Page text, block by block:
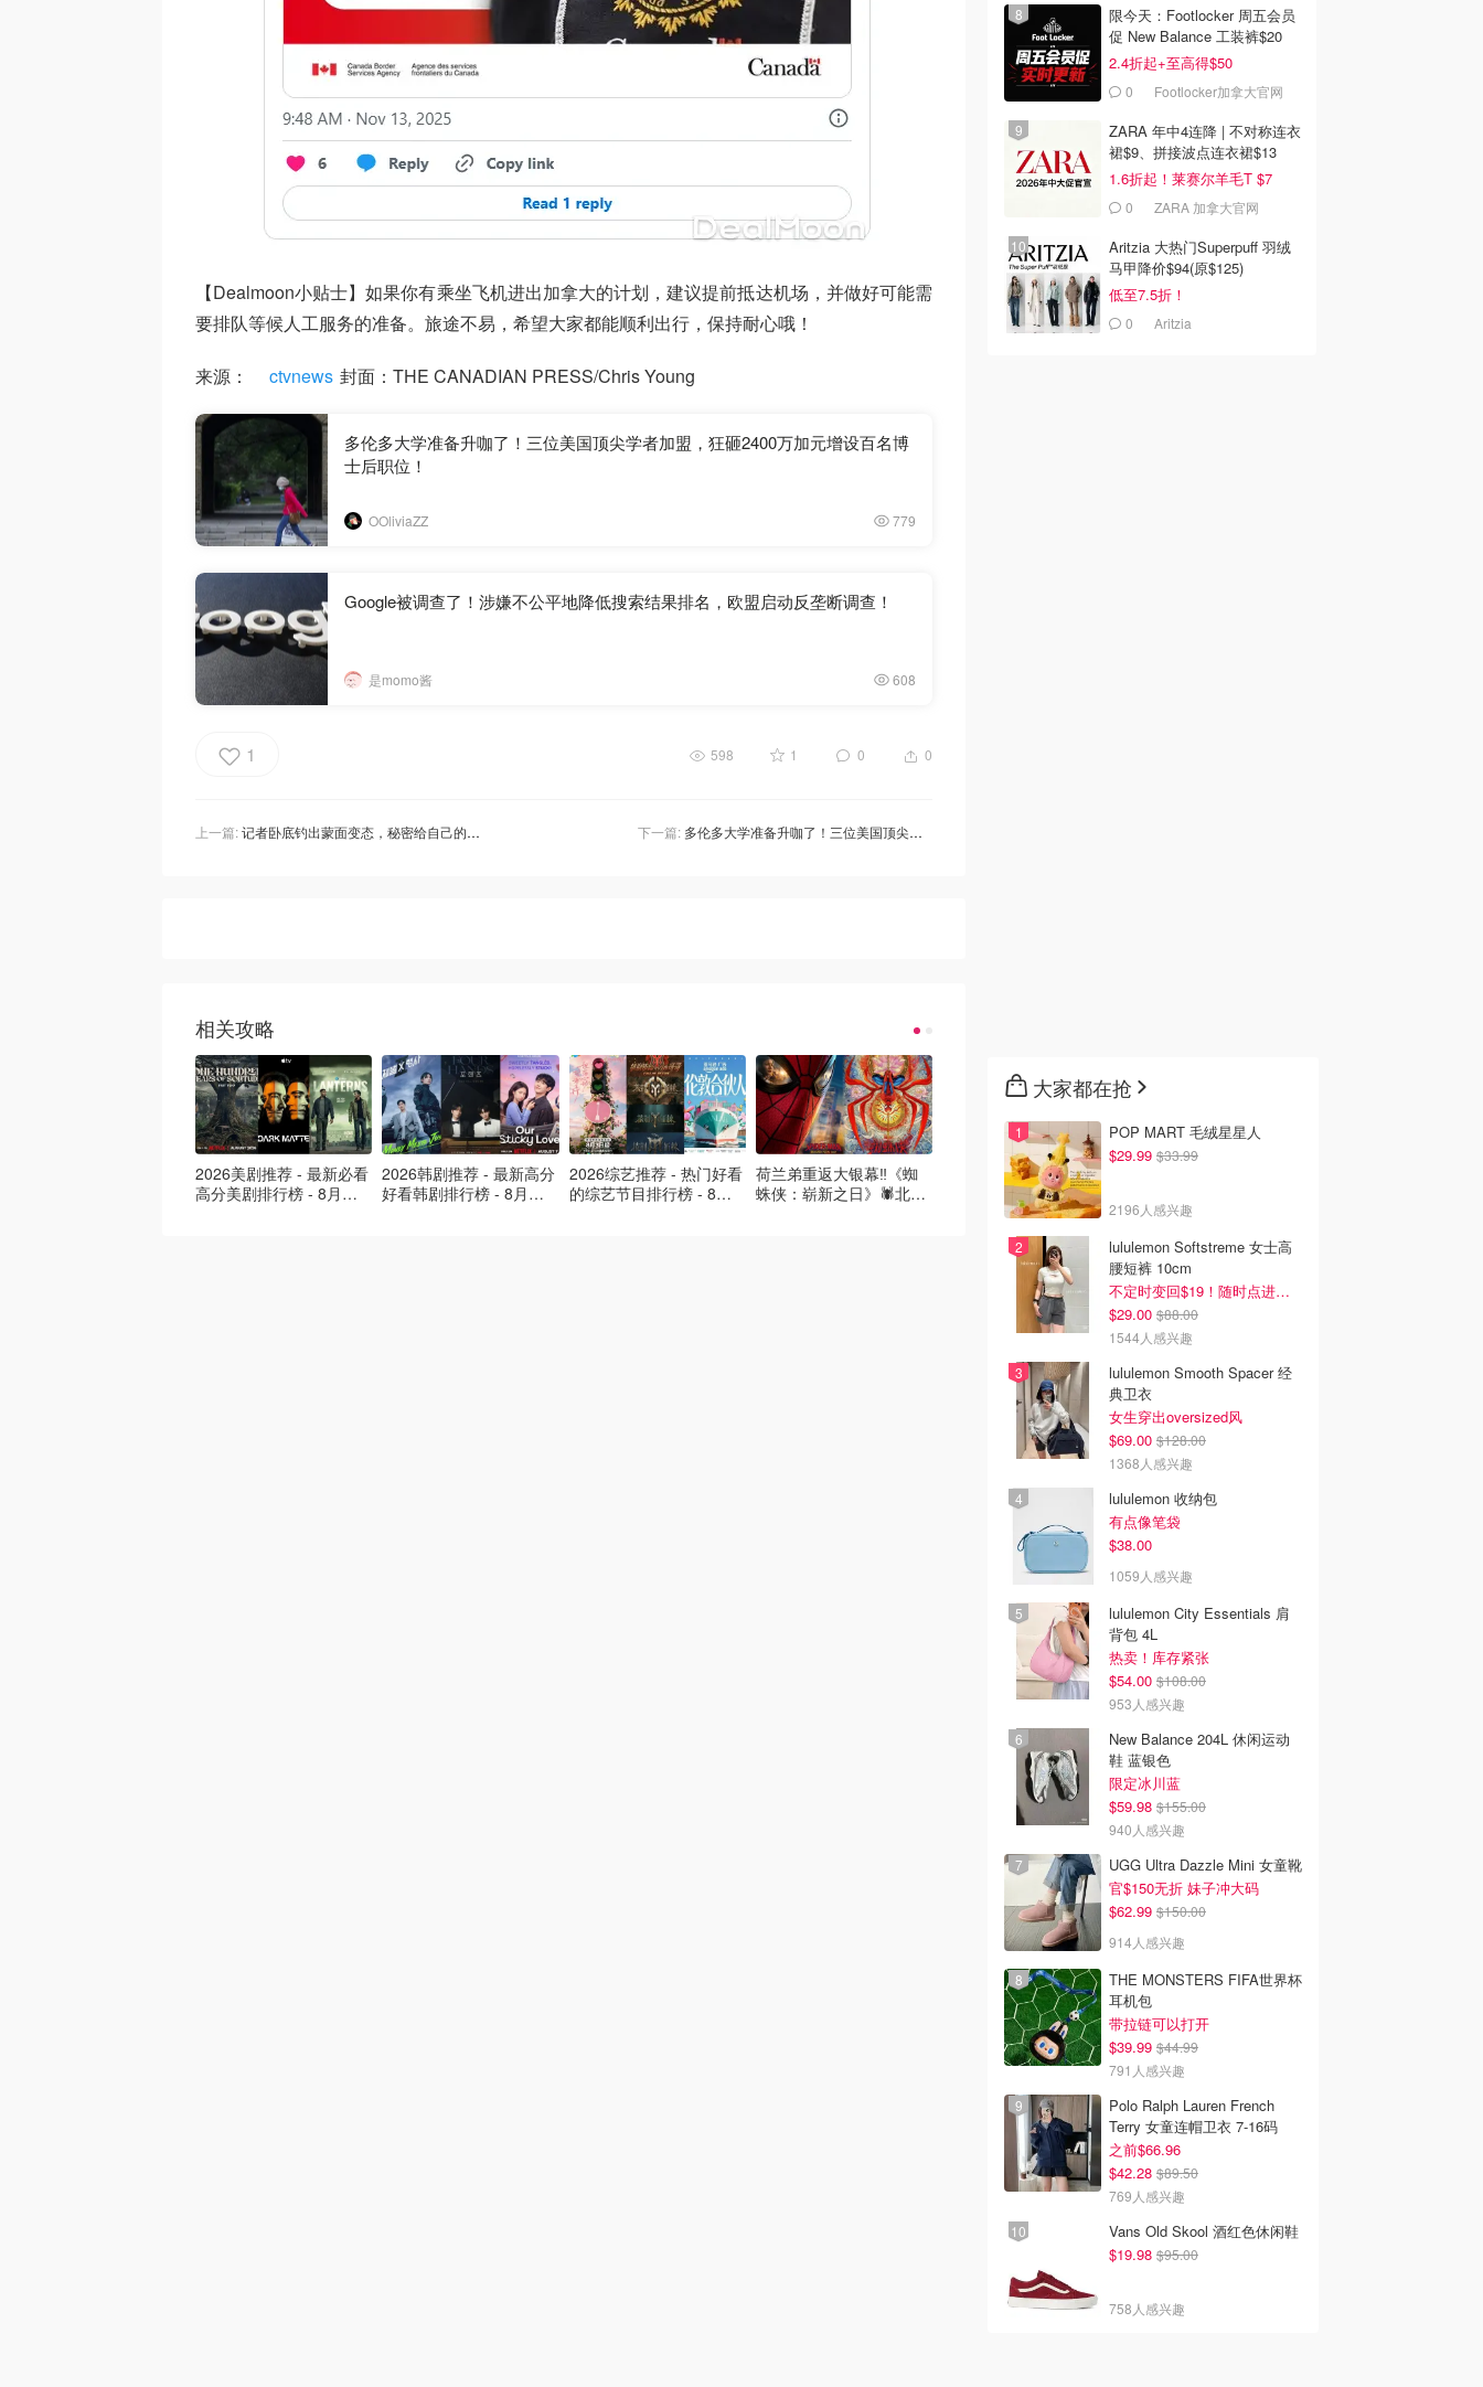
【Dealmoon小贴士】如果你有乘坐飞机进出加拿大的计划，建议提前抵达机场，并做好可能需
要排队等候人工服务的准备。旅途不易，希望大家都能顺利出行，保持耐心哦！
来源： ctvnews 封面：THE CANADIAN PRESS/Chris Young
多伦多大学准备升咖了！三位美国顶尖学者加盟，狂砸2400万加元增设百名博
士后职位！
OOliviaZZ 779
Google被调查了！涉嫌不公平地降低搜索结果排名，欧盟启动反垄断调查！
是momo酱 608
1 598 1 0 0
上一篇:记者卧底钓出蒙面变态，秘密给自己的伴侣下药并录制性侵过程！安省36岁男子被捕！ 下一篇: 多伦多大学准备升咖了！三位美国顶尖学者加盟，狂砸2400万加元增设百名博士后职位！
相关攻略
2026美剧推荐 - 最新必看
高分美剧排行榜 - 8月最
2026韩剧推荐 - 最新高分
好看韩剧排行榜 - 8月最
2026综艺推荐 - 热门好看
的综艺节目排行榜 - 8月
荷兰弟重返大银幕‼️《蜘
蛛侠：崭新之日》🕷️北美
2026韩国电影推荐 | 最新
好看的韩国电影排行榜，
必看盘点！8月最新！(持
- 8月最新: 《末世行者》
限今天：Footlocker 周五会员
促 New Balance 工装裤$20
2.4折起+至高得$50
0 Footlocker加拿大官网
ZARA 年中4连降 | 不对称连衣
裙$9、拼接波点连衣裙$13
1.6折起！莱赛尔羊毛T $7
0 ZARA 加拿大官网
Aritzia 大热门Superpuff 羽绒
马甲降价$94(原$125)
低至7.5折！
0 Aritzia
大家都在抢
POP MART 毛绒星星人
$29.99 $33.99
2196人感兴趣
lululemon Softstreme 女士高
腰短裤 10cm
不定时变回$19！随时点进来看
$29.00 $88.00
1544人感兴趣
lululemon Smooth Spacer 经
典卫衣
女生穿出oversized风
$69.00 $128.00
1368人感兴趣
lululemon 收纳包
有点像笔袋
$38.00
1059人感兴趣
lululemon City Essentials 肩
背包 4L
热卖！库存紧张
$54.00 $108.00
953人感兴趣
New Balance 204L 休闲运动
鞋 蓝银色
限定冰川蓝
$59.98 $155.00
940人感兴趣
UGG Ultra Dazzle Mini 女童靴
官$150无折 妹子冲大码
$62.99 $150.00
914人感兴趣
THE MONSTERS FIFA世界杯
耳机包
带拉链可以打开
$39.99 $44.99
791人感兴趣
Polo Ralph Lauren French
Terry 女童连帽卫衣 7-16码
之前$66.96
$42.28 $89.50
769人感兴趣
Vans Old Skool 酒红色休闲鞋
$19.98 $95.00
758人感兴趣